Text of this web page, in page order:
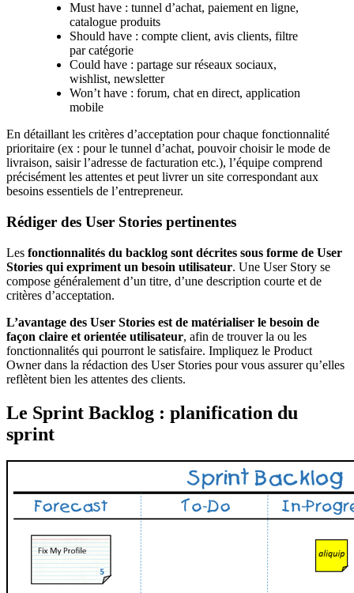
Must have : tunnel d’achat, paiement en ligne,
catalogue produits
Should have : compte client, avis clients, filtre
par catégorie
Could have : partage sur réseaux sociaux,
wishlist, newsletter
Won’t have : forum, chat en direct, application
mobile
En détaillant les critères d’acceptation pour chaque fonctionnalité
prioritaire (ex : pour le tunnel d’achat, pouvoir choisir le mode de
livraison, saisir l’adresse de facturation etc.), l’équipe comprend
précisément les attentes et peut livrer un site correspondant aux
besoins essentiels de l’entrepreneur.
Rédiger des User Stories pertinentes
Les fonctionnalités du backlog sont décrites sous forme de User
Stories qui expriment un besoin utilisateur. Une User Story se
compose généralement d’un titre, d’une description courte et de
critères d’acceptation.
L’avantage des User Stories est de matérialiser le besoin de
façon claire et orientée utilisateur, afin de trouver la ou les
fonctionnalités qui pourront le satisfaire. Impliquez le Product
Owner dans la rédaction des User Stories pour vous assurer qu’elles
reflètent bien les attentes des clients.
Le Sprint Backlog : planification du
sprint